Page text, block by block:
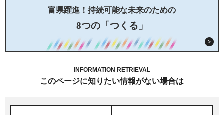
富県躍進！持続可能な未来のための
8つの「つくる」
INFORMATION RETRIEVAL
このページに知りたい情報がない場合は